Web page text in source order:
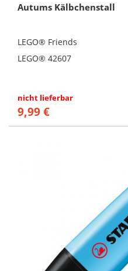
Autums Kälbchenstall
LEGO® Friends
LEGO® 42607
nicht lieferbar
9,99 €